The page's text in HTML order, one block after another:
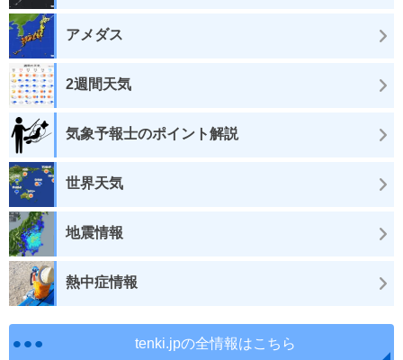
アメダス
2週間天気
気象予報士のポイント解説
世界天気
地震情報
熱中症情報
tenki.jpの全情報はこちら